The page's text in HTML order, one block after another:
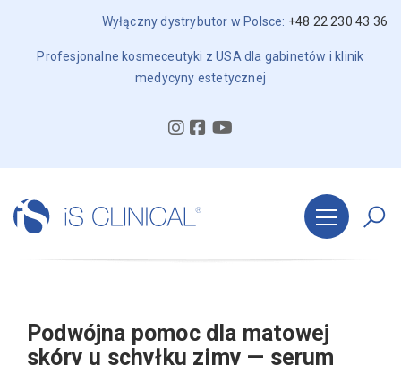
Wyłączny dystrybutor w Polsce: +48 22 230 43 36
Profesjonalne kosmeceutyki z USA dla gabinetów i klinik
medycyny estetycznej
Podwójna pomoc dla matowej
skóry u schyłku zimy — serum